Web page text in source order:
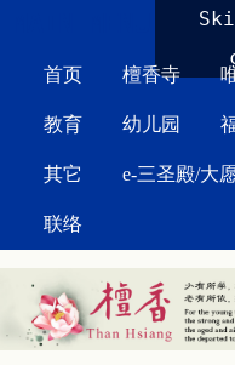
首页 檀香寺
教育 幼儿园
其它 e-三圣殿/大
联络